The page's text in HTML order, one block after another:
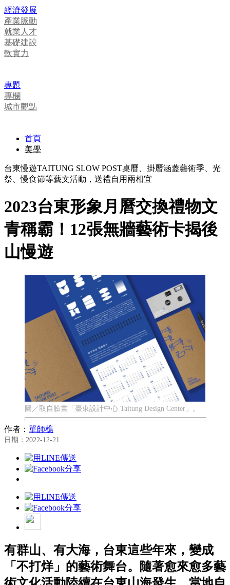
經濟發展
產業脈動
就業人才
基礎建設
軟實力
專題
專欄
城市觀點
首頁
美學
台東慢遊TAITUNG SLOW POST桌曆、掛曆涵蓋藝術季、光
祭、慢食節等藝文活動，送禮自用兩相宜
2023台東形象月曆交換禮物文
青稱霸！12張無牆藝術卡揭後
山慢遊
圖／取自臉書「臺東設計中心 Taitung Design Center」。
作者： 單師樵
日期：2022-12-21
有群山、有大海，台東這些年來，變成
「不打烊」的藝術舞台。隨著愈來愈多藝